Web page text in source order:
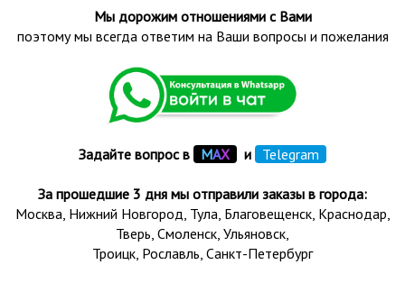
Мы дорожим отношениями с Вами
поэтому мы всегда ответим на Ваши вопросы и пожелания
Задайте вопрос в МАХ и Telegram
За прошедшие 3 дня мы отправили заказы в города:
Москва, Нижний Новгород, Тула, Благовещенск, Краснодар,
Тверь, Смоленск, Ульяновск,
Троицк, Рославль, Санкт-Петербург